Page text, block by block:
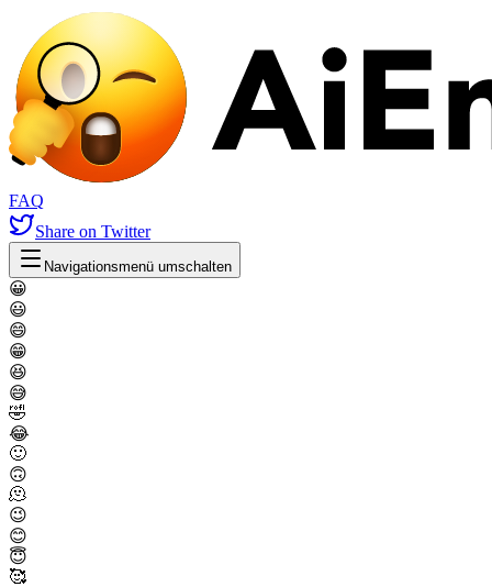
FAQ
Share on Twitter
Navigationsmenü umschalten
😀
😃
😄
😁
😆
😅
🤣
😂
🙂
🙃
🫠
😉
😊
😇
🥰